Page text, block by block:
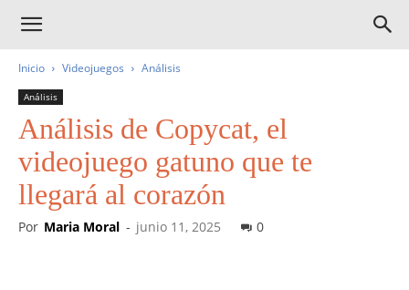
Inicio Videojuegos Análisis
Análisis
Análisis de Copycat, el
videojuego gatuno que te
llegará al corazón
Por Maria Moral - junio 11, 2025 0